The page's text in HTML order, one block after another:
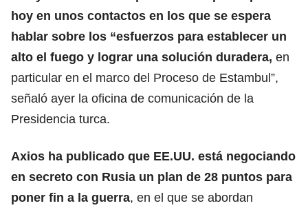
hoy en unos contactos en los que se espera
hablar sobre los “esfuerzos para establecer un
alto el fuego y lograr una solución duradera, en
particular en el marco del Proceso de Estambul”,
señaló ayer la oficina de comunicación de la
Presidencia turca.
Axios ha publicado que EE.UU. está negociando
en secreto con Rusia un plan de 28 puntos para
poner fin a la guerra, en el que se abordan